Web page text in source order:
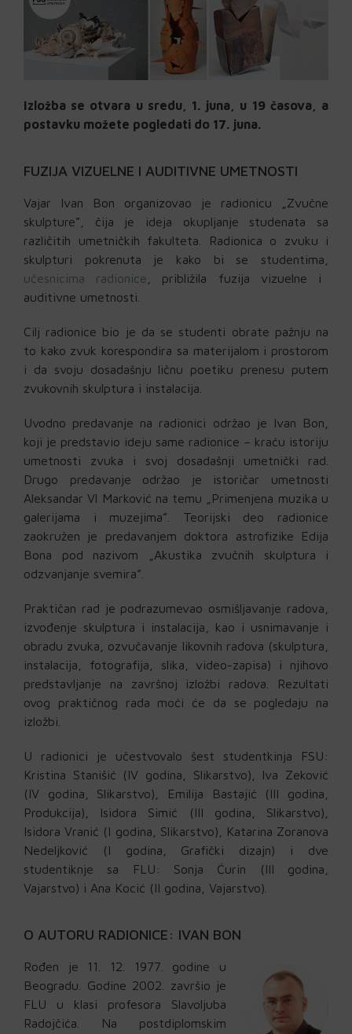
Izložba se otvara u sredu, 1. juna, u 19 časova, a
postavku možete pogledati do 17. juna.
FUZIJA VIZUELNE I AUDITIVNE UMETNOSTI
Vajar Ivan Bon organizovao je radionicu „Zvučne
skulpture”, čija je ideja okupljanje studenata sa
različitih umetničkih fakulteta. Radionica o zvuku i
skulpturi pokrenuta je kako bi se studentima,
učesnicima radionice , približila fuzija vizuelne i
auditivne umetnosti.
Cilj radionice bio je da se studenti obrate pažnju na
to kako zvuk korespondira sa materijalom i prostorom
i da svoju dosadašnju ličnu poetiku prenesu putem
zvukovnih skulptura i instalacija.
Uvodno predavanje na radionici održao je Ivan Bon,
koji je predstavio ideju same radionice – kraću istoriju
umetnosti zvuka i svoj dosadašnji umetnički rad.
Drugo predavanje održao je istoričar umetnosti
Aleksandar Vl Marković na temu „Primenjena muzika u
galerijama i muzejima”. Teorijski deo radionice
zaokružen je predavanjem doktora astrofizike Edija
Bona pod nazivom „Akustika zvučnih skulptura i
odzvanjanje svemira”.
Praktičan rad je podrazumevao osmišljavanje radova,
izvođenje skulptura i instalacija, kao i usnimavanje i
obradu zvuka, ozvučavanje likovnih radova (skulptura,
instalacija, fotografija, slika, video-zapisa) i njihovo
predstavljanje na završnoj izložbi radova. Rezultati
ovog praktičnog rada moći će da se pogledaju na
izložbi.
U radionici je učestvovalo šest studentkinja FSU:
Kristina Stanišić (IV godina, Slikarstvo), Iva Zeković
(IV godina, Slikarstvo), Emilija Bastajić (III godina,
Produkcija), Isidora Simić (III godina, Slikarstvo),
Isidora Vranić (I godina, Slikarstvo), Katarina Zoranova
Nedeljković (I godina, Grafički dizajn) i dve
studentiknje sa FLU: Sonja Ćurin (III godina,
Vajarstvo) i Ana Kocić (II godina, Vajarstvo).
O AUTORU RADIONICE: IVAN BON
Rođen je 11. 12. 1977. godine u
Beogradu. Godine 2002. završio je
FLU u klasi profesora Slavoljuba
Radojčića. Na postdiplomskim